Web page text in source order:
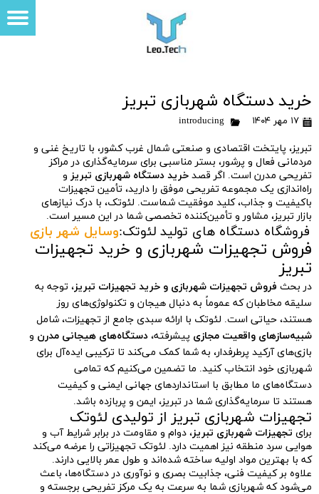
خرید دستگاه شهربازی تبریز
۱۷ مهر ۱۴۰۴ introducing
تبریز، پایتخت اقتصادی و صنعتی شمال غرب کشور، با تاریخ غنی و
مردمانی فعال و پرشور، بستر مناسبی برای سرمایه‌گذاری در مراکز
تفریحی مدرن است. اگر قصد خرید دستگاه شهربازی تبریز و
راه‌اندازی یک مجموعه تفریحی موفق را دارید، تأمین تجهیزات
باکیفیت و جذاب، کلید موفقیت شماست. لئوتک، با درک نیازهای
بازار تبریز، مشاور و تأمین‌کننده تخصصی شما در این مسیر است.
فروشگاه دستگاه های تولید لئوتک:وسایل شهر بازی
فروش تجهیزات شهربازی و خرید تجهیزات
تبریز
در بحث فروش تجهیزات شهربازی و خرید تجهیزات تبریز، توجه به
سلیقه مخاطبان که عموماً به دنبال هیجان و تکنولوژی‌های روز
هستند، حیاتی است. لئوتک با ارائه سبدی جامع از تجهیزات، شامل
شبیه‌سازهای واقعیت مجازی پیشرفته، دستگاه‌های هیجانی مدرن و
بازی‌های آرکید پرطرفدار، به شما کمک می‌کند تا ترکیبی ایده‌آل برای
شهربازی خود انتخاب کنید. ما تضمین می‌کنیم که تمامی
دستگاه‌های ما مطابق با استانداردهای جهانی ایمنی و کیفیت
هستند تا سرمایه‌گذاری شما در تبریز، ایمن و پربازده باشد.
تجهیزات شهربازی تبریز از تولیدی لئوتک
برای تجهیزات شهربازی تبریز، دوام و مقاومت در برابر شرایط آب و
هوایی سرد منطقه نیز اهمیت دارد. لئوتک تجهیزاتی را عرضه می‌کند
که با بهترین مواد اولیه ساخته شده‌اند و طول عمر بالایی دارند.
علاوه بر کیفیت فنی، جذابیت بصری و نوآوری در دستگاه‌ها، باعث
می‌شود که شهربازی شما به سرعت به یک مرکز تفریحی برجسته و